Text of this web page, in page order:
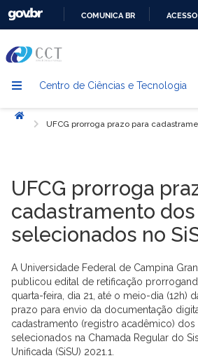
CONTEÚDO
COMUNICA BR
Centro de Ciências e Tecnologia
Início
UFCG prorroga prazo para
UFCG prorroga
cadastramento dos
selecionados no
A Universidade Federal de Campina
publicou edital de retificação
quarta-feira, dia 21, até o meio-dia (12h)
prazo para envio da documentação
cadastramento (registro acadêmico) dos
selecionados na Chamada Regular do
Unificada (SiSU) 2021.1.